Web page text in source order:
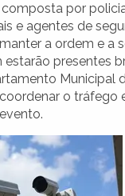
por
e agentes de
a ordem e a
presentes
Municipal
o tráfego